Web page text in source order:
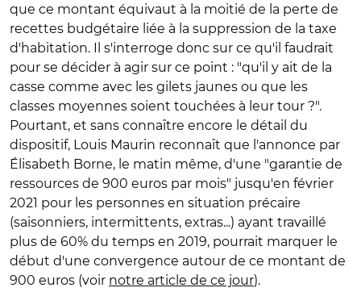
que ce montant équivaut à la moitié de la perte de
recettes budgétaire liée à la suppression de la taxe
d'habitation. Il s'interroge donc sur ce qu'il faudrait
pour se décider à agir sur ce point : "qu'il y ait de la
casse comme avec les gilets jaunes ou que les
classes moyennes soient touchées à leur tour ?".
Pourtant, et sans connaître encore le détail du
dispositif, Louis Maurin reconnaît que l'annonce par
Élisabeth Borne, le matin même, d'une "garantie de
ressources de 900 euros par mois" jusqu'en février
2021 pour les personnes en situation précaire
(saisonniers, intermittents, extras...) ayant travaillé
plus de 60% du temps en 2019, pourrait marquer le
début d'une convergence autour de ce montant de
900 euros (voir notre article de ce jour).